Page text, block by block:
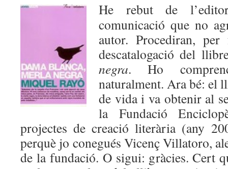
He rebut de
comunicació que no
autor. Procediran,
descatalogació del
negra. Ho
naturalment. Ara bé: el
de vida i va obtenir al
la Fundació
projectes de creació literària (any
perquè jo conegués Vicenç Villatoro,
de la fundació. O sigui: gràcies. Cert